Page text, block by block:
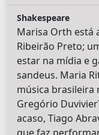
Shakespeare
Marisa Orth está
Ribeirão Preto;
estar na mídia e
sandeus. Maria
música brasileira
Gregório
acaso, Tiago